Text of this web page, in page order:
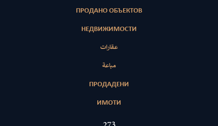
ПРОДАНО ОБЪЕКТОВ
НЕДВИЖИМОСТИ
عقارات
مباعة
ПРОДАДЕНИ
ИМОТИ